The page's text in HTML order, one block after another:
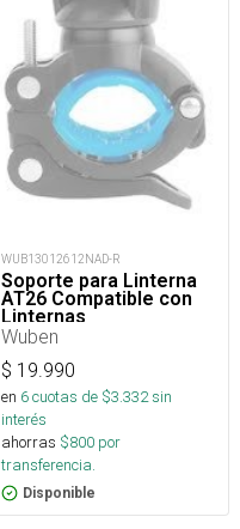
WUB13012612NAD-R
Soporte para Linterna
AT26 Compatible con
Linternas
Wuben
$ 19.990
en 6cuotas de $3.332sin
interés
ahorras $800 por
transferencia.
Disponible